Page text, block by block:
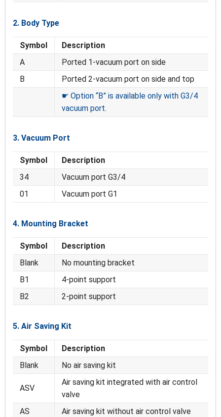
2. Body Type
Symbol
Description
A
Ported 1-vacuum port on side
B
Ported 2-vacuum port on side and top
☛ Option “B” is available only with G3/4
vacuum port.
3. Vacuum Port
Symbol
Description
34
Vacuum port G3/4
01
Vacuum port G1
4. Mounting Bracket
Symbol
Description
Blank
No mounting bracket
B1
4-point support
B2
2-point support
5. Air Saving Kit
Symbol
Description
Blank
No air saving kit
ASV
Air saving kit integrated with air control
valve
AS
Air saving kit without air control valve